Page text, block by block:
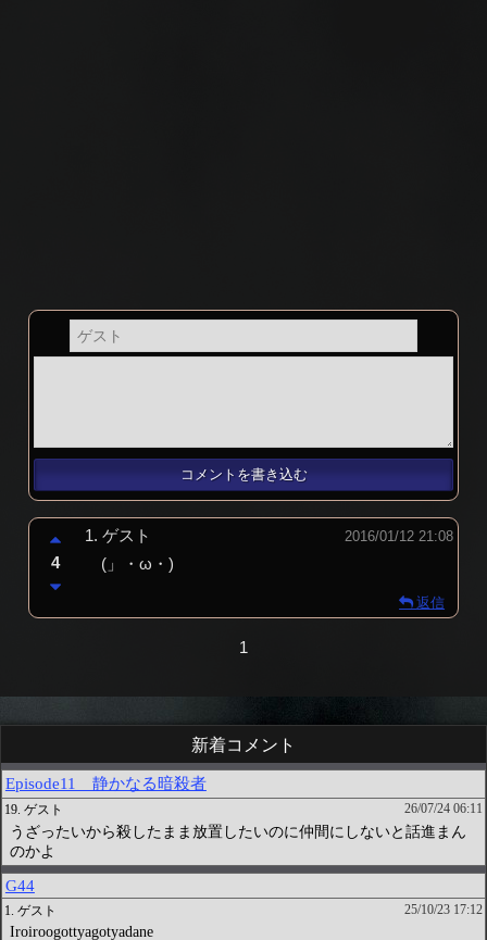
1.ゲスト 2016/01/12 21:08
(」・ω・)
4
返信
1
新着コメント